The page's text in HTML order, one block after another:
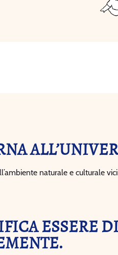
naturale e culturale
ESSERE